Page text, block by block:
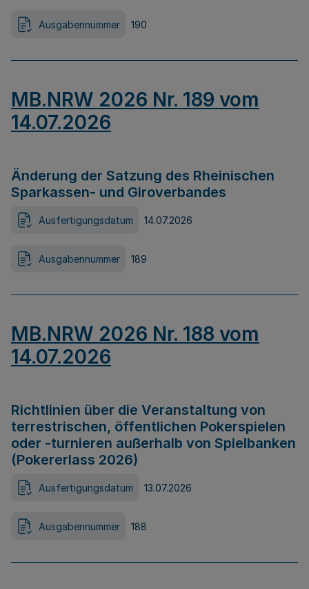
Ausgabennummer 190
MB.NRW 2026 Nr. 189 vom
14.07.2026
Änderung der Satzung des Rheinischen
Sparkassen- und Giroverbandes
Ausfertigungsdatum 14.07.2026
Ausgabennummer 189
MB.NRW 2026 Nr. 188 vom
14.07.2026
Richtlinien über die Veranstaltung von
terrestrischen, öffentlichen Pokerspielen
oder -turnieren außerhalb von Spielbanken
(Pokererlass 2026)
Ausfertigungsdatum 13.07.2026
Ausgabennummer 188